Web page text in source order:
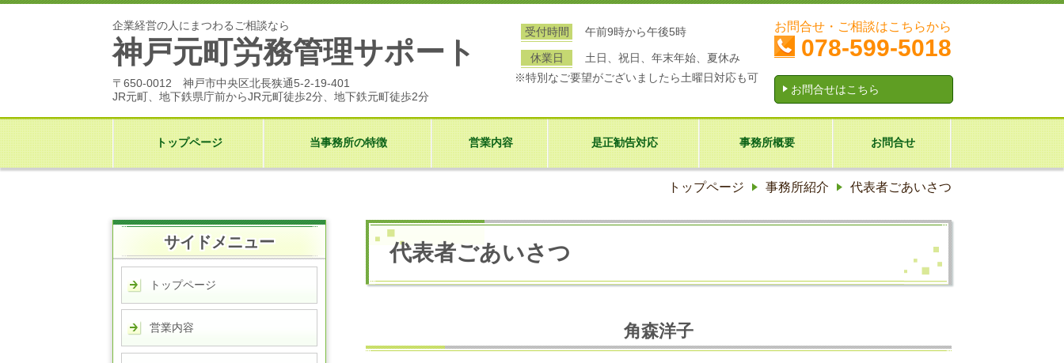
企業経営の人にまつわるご相談なら
神戸元町労務管理サポート
〒650-0012 神戸市中央区北長狭通5-2-19-401
JR元町、地下鉄県庁前からJR元町徒歩2分、地下鉄元町徒歩2分
受付時間 午前9時から午後5時
休業日
土日、祝日、年末年始、夏休み
※特別なご要望がございましたら土曜日対応も可
お問合せ・ご相談はこちらから
078-599-5018
お問合せはこちら
トップページ 当事務所の特徴 営業内容 是正勧告対応 事務所概要 お問合せ
トップページ 事務所紹介 代表者ごあいさつ
代表者ごあいさつ
角森洋子
サイドメニュー
トップページ
営業内容